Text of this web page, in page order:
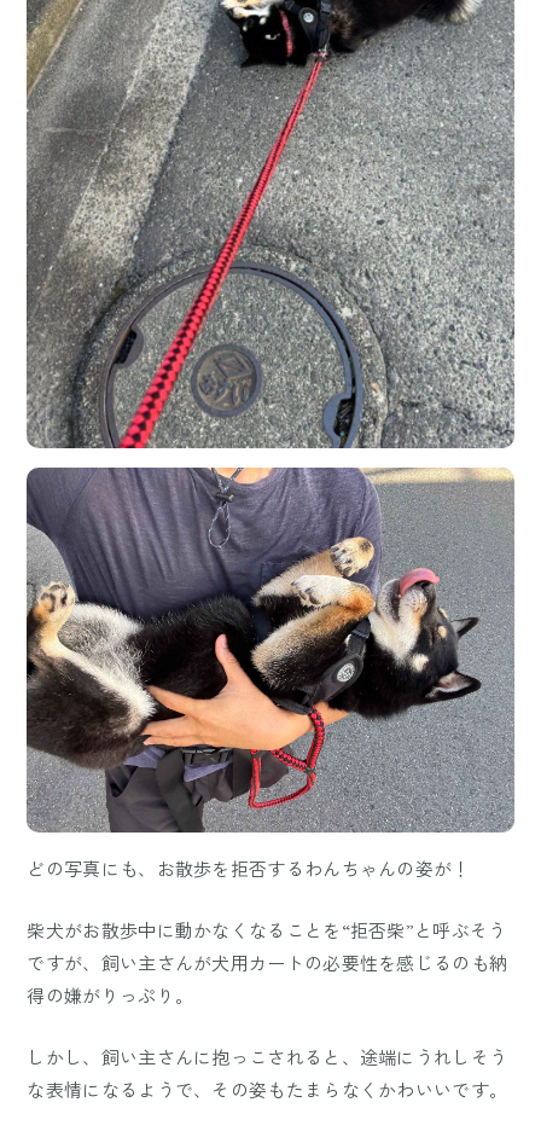
どの写真にも、お散歩を拒否するわんちゃんの姿が！
柴犬がお散歩中に動かなくなることを“拒否柴”と呼ぶそう
ですが、飼い主さんが犬用カートの必要性を感じるのも納
得の嫌がりっぷり。
しかし、飼い主さんに抱っこされると、途端にうれしそう
な表情になるようで、その姿もたまらなくかわいいです。